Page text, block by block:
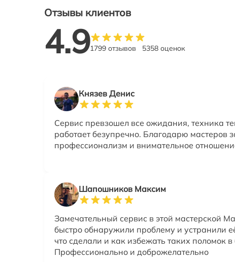
Отзывы клиентов
4.91799 отзывов 5358 оценок
Князев Денис
Сервис превзошел все ожидания, техника
работает безупречно. Благодарю мастеров
профессионализм и внимательное
Шапошников Максим
Замечательный сервис в этой мастерской
быстро обнаружили проблему и устранили
что сделали и как избежать таких поломок
Профессионально и доброжелательно